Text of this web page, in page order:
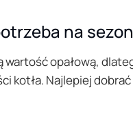
na
wartość opałową,
kotła. Najlepiej